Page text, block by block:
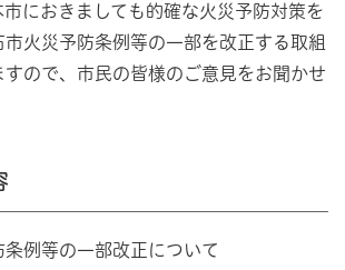
市におきましても的確な火災予防対策を
市火災予防条例等の一部を改正する取組
すので、市民の皆様のご意見をお聞かせ
例等の一部改正について